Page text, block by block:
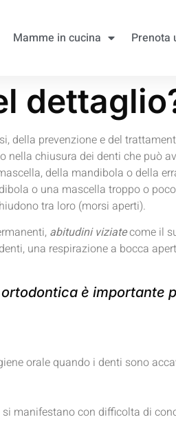
Mamme in cucina Prenota
della prevenzione e del
nella chiusura dei denti che può
della mandibola o della
o una mascella troppo o
tra loro (morsi aperti).
abitudini viziatecome il
una respirazione a bocca
è importante
orale quando i denti sono
manifestano con difficolta di